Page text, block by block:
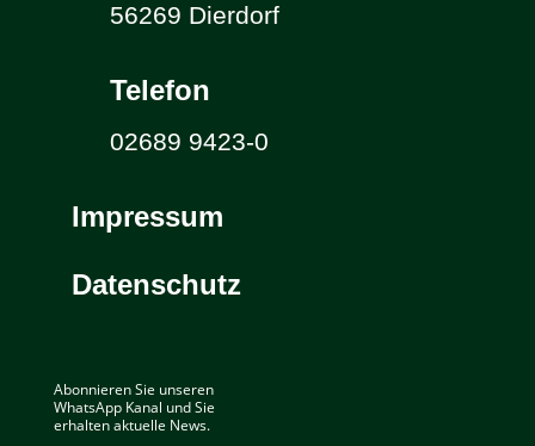
56269 Dierdorf
Telefon
02689 9423-0
Impressum
Datenschutz
Abonnieren Sie unseren
WhatsApp Kanal und Sie
erhalten aktuelle News.